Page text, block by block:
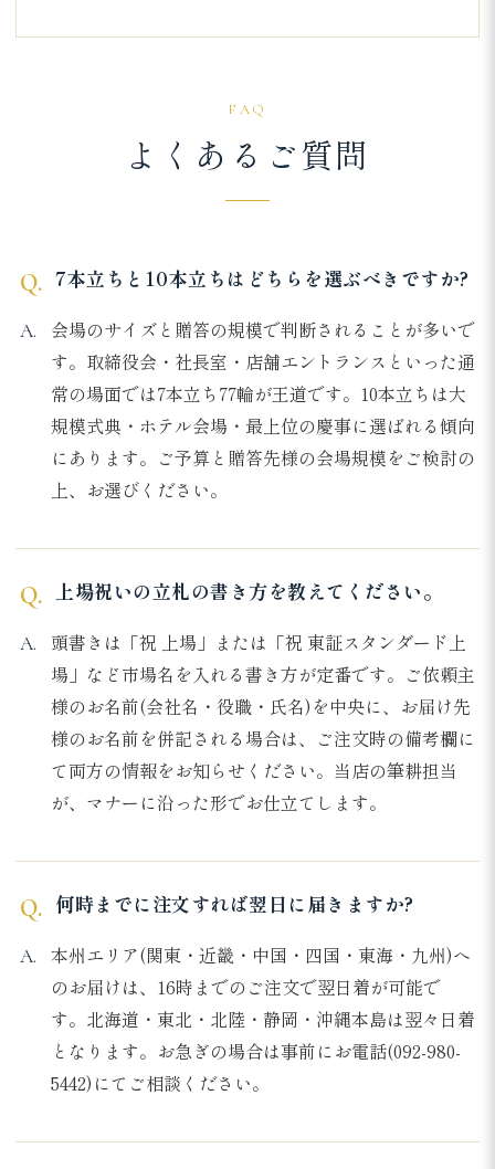
FAQ
よくあるご質問
7本立ちと10本立ちはどちらを選ぶべきですか?
会場のサイズと贈答の規模で判断されることが多いで
す。取締役会・社長室・店舗エントランスといった通
常の場面では7本立ち77輪が王道です。10本立ちは大
規模式典・ホテル会場・最上位の慶事に選ばれる傾向
にあります。ご予算と贈答先様の会場規模をご検討の
上、お選びください。
上場祝いの立札の書き方を教えてください。
頭書きは「祝 上場」または「祝 東証スタンダード上
場」など市場名を入れる書き方が定番です。ご依頼主
様のお名前(会社名・役職・氏名)を中央に、お届け先
様のお名前を併記される場合は、ご注文時の備考欄に
て両方の情報をお知らせください。当店の筆耕担当
が、マナーに沿った形でお仕立てします。
何時までに注文すれば翌日に届きますか?
本州エリア(関東・近畿・中国・四国・東海・九州)へ
のお届けは、16時までのご注文で翌日着が可能で
す。北海道・東北・北陸・静岡・沖縄本島は翌々日着
となります。お急ぎの場合は事前にお電話(092-980-
5442)にてご相談ください。